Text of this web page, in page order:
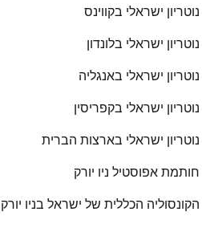
נוטריון ישראלי בקווינס
נוטריון ישראלי בלונדון
נוטריון ישראלי באנגליה
נוטריון ישראלי בקפריסין
נוטריון ישראלי בארצות הברית
חותמת אפוסטיל ניו יורק
הקונסוליה הכללית של ישראל בניו יורק